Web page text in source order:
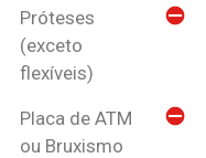
Próteses
(exceto
flexíveis)
Placa de ATM
ou Bruxismo